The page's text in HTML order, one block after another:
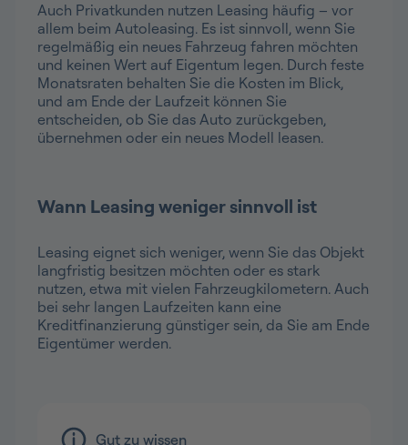
Auch Privatkunden nutzen Leasing häufig – vor
allem beim Autoleasing. Es ist sinnvoll, wenn Sie
regelmäßig ein neues Fahrzeug fahren möchten
und keinen Wert auf Eigentum legen. Durch feste
Monatsraten behalten Sie die Kosten im Blick,
und am Ende der Laufzeit können Sie
entscheiden, ob Sie das Auto zurückgeben,
übernehmen oder ein neues Modell leasen.
Wann Leasing weniger sinnvoll ist
Leasing eignet sich weniger, wenn Sie das Objekt
langfristig besitzen möchten oder es stark
nutzen, etwa mit vielen Fahrzeugkilometern. Auch
bei sehr langen Laufzeiten kann eine
Kreditfinanzierung günstiger sein, da Sie am Ende
Eigentümer werden.
Gut zu wissen